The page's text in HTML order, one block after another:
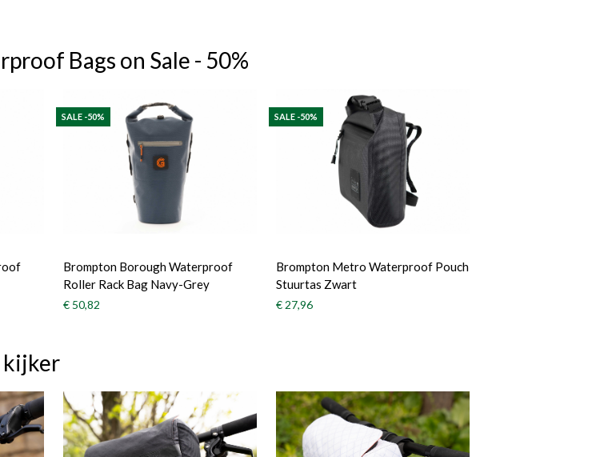
Bags on Sale - 50%
SALE -50%
Brompton Borough Waterproof
Roller Rack Bag Navy-Grey
€ 50,82
SALE -50%
Brompton Metro Waterproof Pouch
Stuurtas Zwart
€ 27,96
kijker